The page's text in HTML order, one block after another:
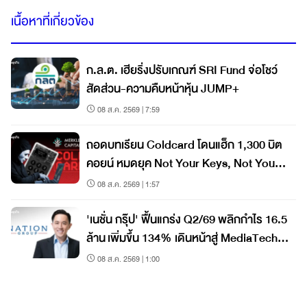
เนื้อหาที่เกี่ยวข้อง
ก.ล.ต. เฮียริ่งปรับเกณฑ์ SRI Fund จ่อโชว์
สัดส่วน-ความคืบหน้าหุ้น JUMP+
08 ส.ค. 2569 | 7:59
ถอดบทเรียน Coldcard โดนแฮ็ก 1,300 บิต
คอยน์ หมดยุค Not Your Keys, Not Your
Coins?
08 ส.ค. 2569 | 1:57
'เนชั่น กรุ๊ป' ฟื้นแกร่ง Q2/69 พลิกกำไร 16.5
ล้าน เพิ่มขึ้น 134% เดินหน้าสู่ MediaTech
เต็มรูปแบบ
08 ส.ค. 2569 | 1:00